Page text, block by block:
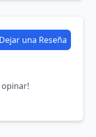
Dejar una Reseña
opinar!